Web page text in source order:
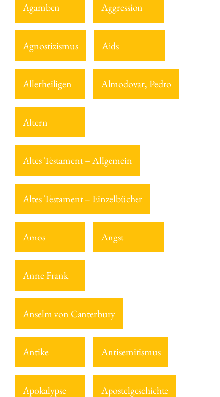
Agamben Aggression
Agnostizismus Aids
Allerheiligen Almodovar, Pedro
Altern
Altes Testament – Allgemein
Altes Testament – Einzelbücher
Amos Angst
Anne Frank
Anselm von Canterbury
Antike Antisemitismus
Apokalypse Apostelgeschichte